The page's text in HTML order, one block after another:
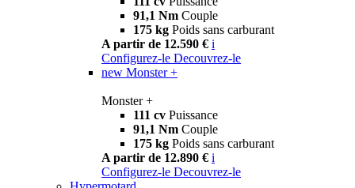
91,1 Nm Couple
175 kg Poids sans carburant
A partir de 12.590 € i
Configurez-le Decouvrez-le
new Monster +
Monster +
111 cv Puissance
91,1 Nm Couple
175 kg Poids sans carburant
A partir de 12.890 € i
Configurez-le Decouvrez-le